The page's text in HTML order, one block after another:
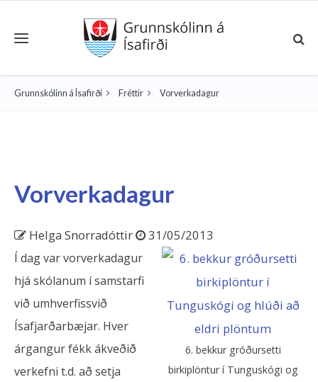
Toggle navigation
Grunnskólinn á Ísafirði Fréttir Vorverkadagur
Vorverkadagur
Helga Snorradóttir 31/05/2013
6. bekkur gróðursetti
birkiplöntur í Tunguskógi og
Í dag var vorverkadagur
hjá skólanum í samstarfi
við umhverfissvið
Ísafjarðarbæjar. Hver
árgangur fékk ákveðið
verkefni t.d. að setja